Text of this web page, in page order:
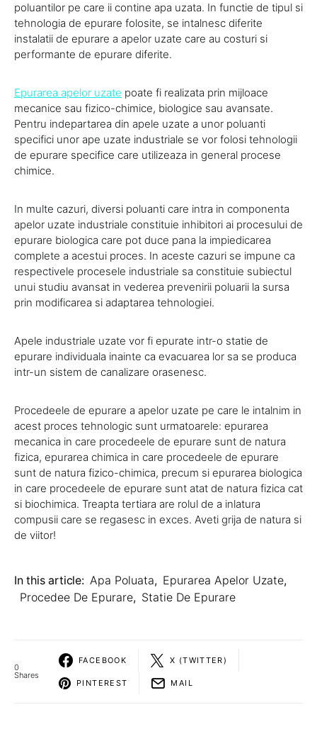
poluantilor pe care ii contine apa uzata. In functie de tipul si
tehnologia de epurare folosite, se intalnesc diferite
instalatii de epurare a apelor uzate care au costuri si
performante de epurare diferite.
Epurarea apelor uzate poate fi realizata prin mijloace
mecanice sau fizico-chimice, biologice sau avansate.
Pentru indepartarea din apele uzate a unor poluanti
specifici unor ape uzate industriale se vor folosi tehnologii
de epurare specifice care utilizeaza in general procese
chimice.
In multe cazuri, diversi poluanti care intra in componenta
apelor uzate industriale constituie inhibitori ai procesului de
epurare biologica care pot duce pana la impiedicarea
complete a acestui proces. In aceste cazuri se impune ca
respectivele procesele industriale sa constituie subiectul
unui studiu avansat in vederea prevenirii poluarii la sursa
prin modificarea si adaptarea tehnologiei.
Apele industriale uzate vor fi epurate intr-o statie de
epurare individuala inainte ca evacuarea lor sa se produca
intr-un sistem de canalizare orasenesc.
Procedeele de epurare a apelor uzate pe care le intalnim in
acest proces tehnologic sunt urmatoarele: epurarea
mecanica in care procedeele de epurare sunt de natura
fizica, epurarea chimica in care procedeele de epurare
sunt de natura fizico-chimica, precum si epurarea biologica
in care procedeele de epurare sunt atat de natura fizica cat
si biochimica. Treapta tertiara are rolul de a inlatura
compusii care se regasesc in exces. Aveti grija de natura si
de viitor!
In this article: Apa Poluata, Epurarea Apelor Uzate,
Procedee De Epurare, Statie De Epurare
0
Shares
FACEBOOK X (TWITTER)
PINTEREST MAIL